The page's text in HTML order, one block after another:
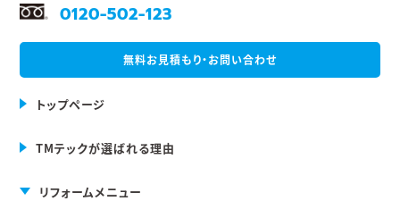
0120-502-123
無料お見積もり・お問い合わせ
トップページ
TMテックが選ばれる理由
リフォームメニュー